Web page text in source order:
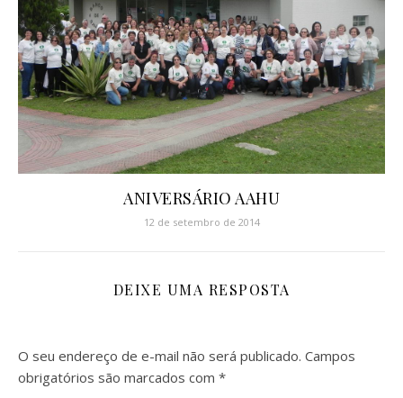
ANIVERSÁRIO AAHU
12 de setembro de 2014
DEIXE UMA RESPOSTA
O seu endereço de e-mail não será publicado. Campos
obrigatórios são marcados com *